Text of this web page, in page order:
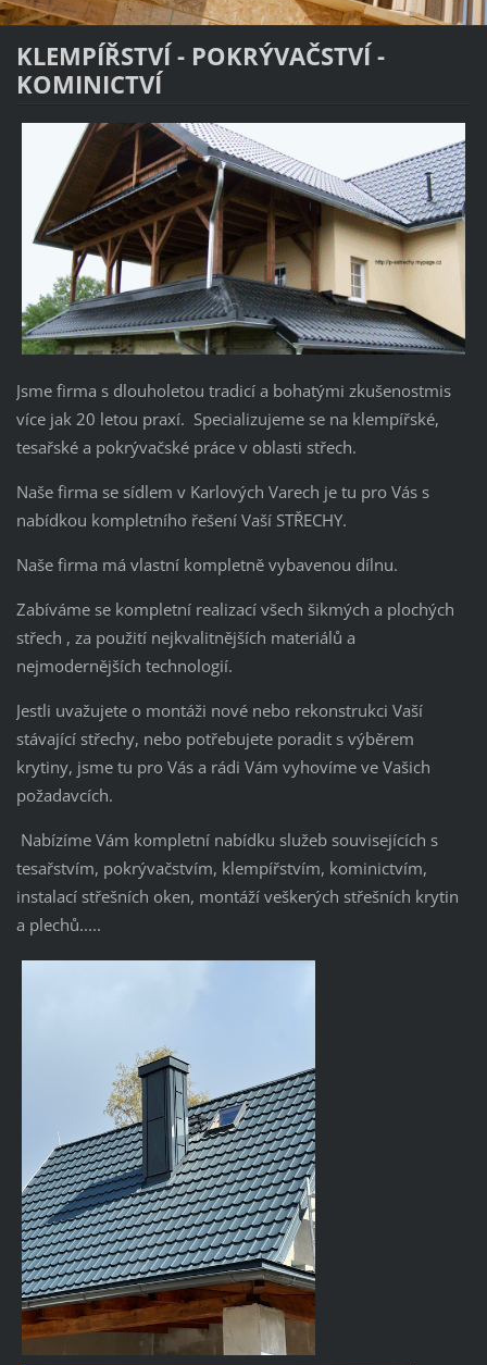
KLEMPÍŘSTVÍ - POKRÝVAČSTVÍ -
KOMINICTVÍ
Jsme firma s dlouholetou tradicí a bohatými zkušenostmis
více jak 20 letou praxí. Specializujeme se na klempířské,
tesařské a pokrývačské práce v oblasti střech.
Naše firma se sídlem v Karlových Varech je tu pro Vás s
nabídkou kompletního řešení Vaší STŘECHY.
Naše firma má vlastní kompletně vybavenou dílnu.
Zabíváme se kompletní realizací všech šikmých a plochých
střech , za použití nejkvalitnějších materiálů a
nejmodernějších technologií.
Jestli uvažujete o montáži nové nebo rekonstrukci Vaší
stávající střechy, nebo potřebujete poradit s výběrem
krytiny, jsme tu pro Vás a rádi Vám vyhovíme ve Vašich
požadavcích.
Nabízíme Vám kompletní nabídku služeb souvisejících s
tesařstvím, pokrývačstvím, klempířstvím, kominictvím,
instalací střešních oken, montáží veškerých střešních krytin
a plechů.....